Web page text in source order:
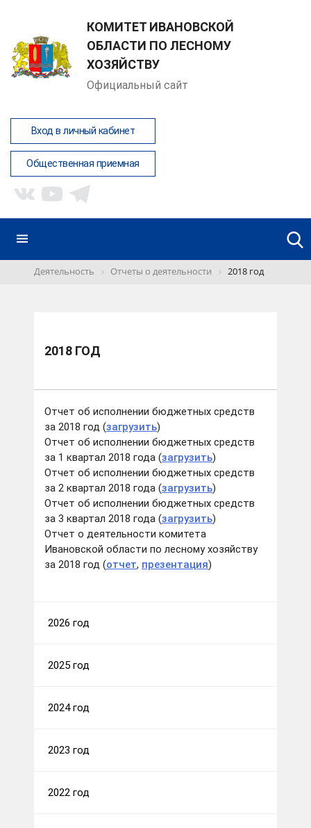
КОМИТЕТ ИВАНОВСКОЙ
ОБЛАСТИ ПО ЛЕСНОМУ
ХОЗЯЙСТВУ
Официальный сайт
Вход в личный кабинет
Общественная приемная
Деятельность Отчеты о деятельности 2018 год
2018 ГОД
Отчет об исполнении бюджетных средств
за 2018 год (загрузить)
Отчет об исполнении бюджетных средств
за 1 квартал 2018 года (загрузить)
Отчет об исполнении бюджетных средств
за 2 квартал 2018 года (загрузить)
Отчет об исполнении бюджетных средств
за 3 квартал 2018 года (загрузить)
Отчет о деятельности комитета
Ивановской области по лесному хозяйству
за 2018 год (отчет, презентация)
2026 год
2025 год
2024 год
2023 год
2022 год